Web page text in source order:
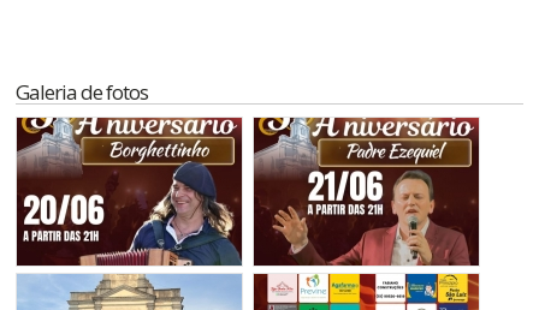
Galeria de fotos